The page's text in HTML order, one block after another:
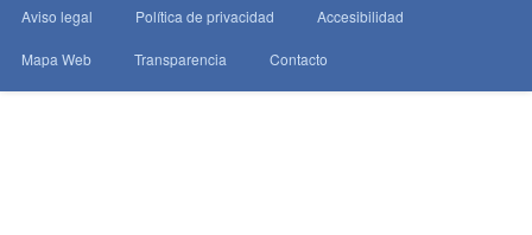
Aviso legal Política de privacidad Accesibilidad
Mapa Web Transparencia Contacto